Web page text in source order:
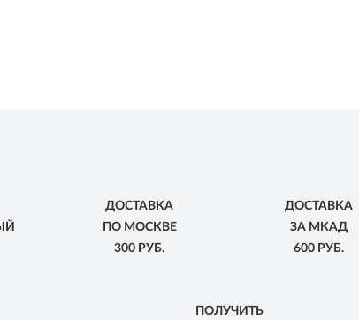
ДОСТАВКА
ПО МОСКВЕ
300 РУБ.
ДОСТАВКА
ЗА МКАД
600 РУБ.
ПОЛУЧИТЬ